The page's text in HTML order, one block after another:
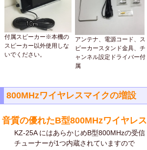
付属スピーカー※本機の
スピーカー以外使用しな
いでください。
アンテナ、電源コード、ス
ピーカースタンド金具、チ
ャンネル設定ドライバー付
属
800MHzワイヤレスマイクの増設
音質の優れたB型800MHzワイヤレ
KZ-25A にはあらかじめB型800MHzの受信
チューナーが1つ内蔵されていますので